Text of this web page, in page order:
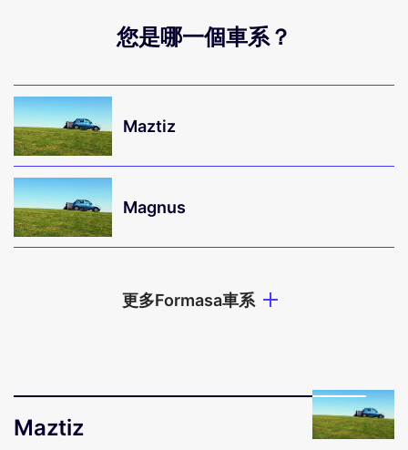
您是哪一個車系？
Maztiz
Magnus
更多Formasa車系
Maztiz